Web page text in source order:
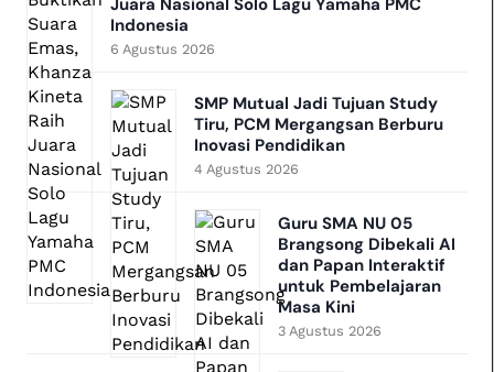
Indonesia
6 Agustus 2026
SMP Mutual Jadi Tujuan Study
Tiru, PCM Mergangsan Berburu
Inovasi Pendidikan
4 Agustus 2026
Guru SMA NU 05
Brangsong Dibekali AI
dan Papan Interaktif
untuk Pembelajaran
Masa Kini
3 Agustus 2026